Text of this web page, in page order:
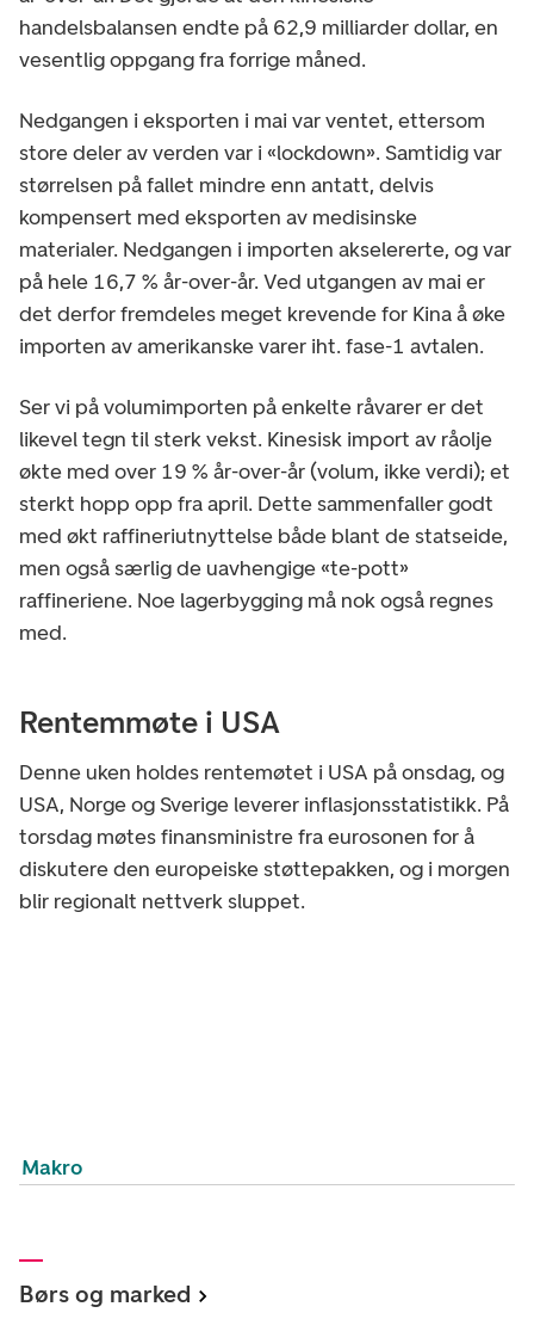
handelsbalansen endte på 62,9 milliarder dollar, en
vesentlig oppgang fra forrige måned.
Nedgangen i eksporten i mai var ventet, ettersom
store deler av verden var i «lockdown». Samtidig var
størrelsen på fallet mindre enn antatt, delvis
kompensert med eksporten av medisinske
materialer. Nedgangen i importen akselererte, og var
på hele 16,7 % år-over-år. Ved utgangen av mai er
det derfor fremdeles meget krevende for Kina å øke
importen av amerikanske varer iht. fase-1 avtalen.
Ser vi på volumimporten på enkelte råvarer er det
likevel tegn til sterk vekst. Kinesisk import av råolje
økte med over 19 % år-over-år (volum, ikke verdi); et
sterkt hopp opp fra april. Dette sammenfaller godt
med økt raffineriutnyttelse både blant de statseide,
men også særlig de uavhengige «te-pott»
raffineriene. Noe lagerbygging må nok også regnes
med.
Rentemmøte i USA
Denne uken holdes rentemøtet i USA på onsdag, og
USA, Norge og Sverige leverer inflasjonsstatistikk. På
torsdag møtes finansministre fra eurosonen for å
diskutere den europeiske støttepakken, og i morgen
blir regionalt nettverk sluppet.
Makro
Børs og marked